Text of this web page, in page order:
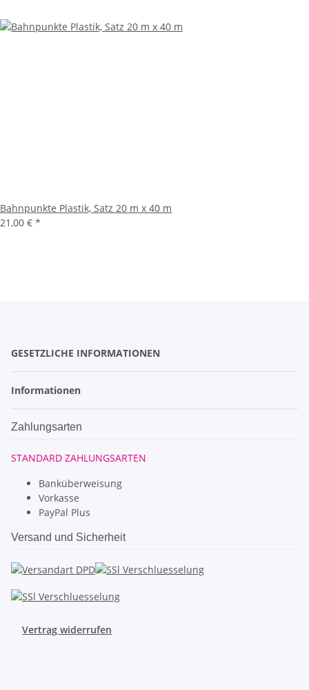
Bahnpunkte Plastik, Satz 20 m x 40 m
21,00 € *
GESETZLICHE INFORMATIONEN
Informationen
Zahlungsarten
STANDARD ZAHLUNGSARTEN
Banküberweisung
Vorkasse
PayPal Plus
Versand und Sicherheit
Vertrag widerrufen